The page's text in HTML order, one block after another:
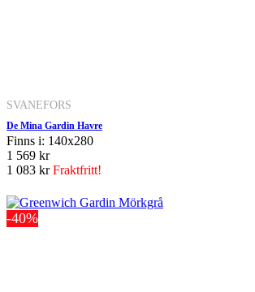
SVANEFORS
De Mina Gardin Havre
Finns i: 140x280
1 569 kr
1 083 krFraktfritt!
-40%